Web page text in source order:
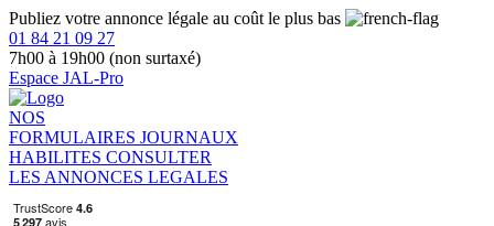
Publiez votre annonce légale au coût le plus bas
01 84 21 09 27
7h00 à 19h00 (non surtaxé)
Espace JAL-Pro
NOS
FORMULAIRES JOURNAUX
HABILITES CONSULTER
LES ANNONCES LEGALES